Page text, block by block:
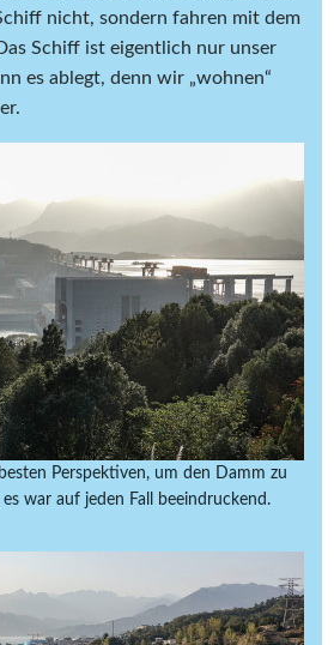
nicht, sondern fahren mit dem
Schiff ist eigentlich nur unser
es ablegt, denn wir „wohnen“
Perspektiven, um den Damm zu
war auf jeden Fall beeindruckend.